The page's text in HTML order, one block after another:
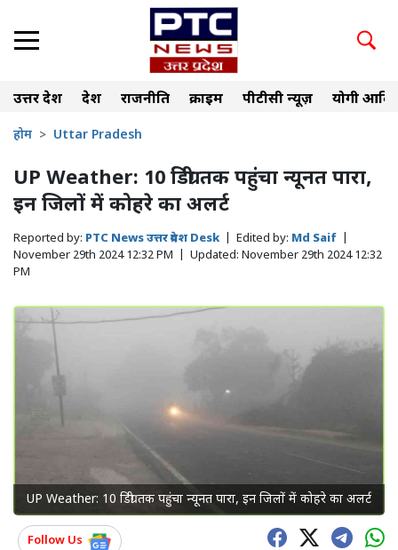
उत्तर प्रदेश देश राजनीति क्राइम पीटीसी न्यूज़ योगी
होम Uttar Pradesh
UP Weather: 10 डिग्री तक पहुंचा न्यूनत पारा,
इन जिलों में कोहरे का अलर्ट
Reported by: PTC News उत्तर प्रदेश Desk Edited by: Md Saif
November 29th 2024 12:32 PM
Updated: November 29th 2024 12:32
PM
UP Weather: 10 डिग्री तक पहुंचा न्यूनत पारा, इन जिलों में कोहरे का अलर्ट
Follow Us